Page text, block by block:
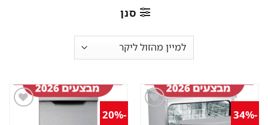
סנן
-34%
שמור
-20%